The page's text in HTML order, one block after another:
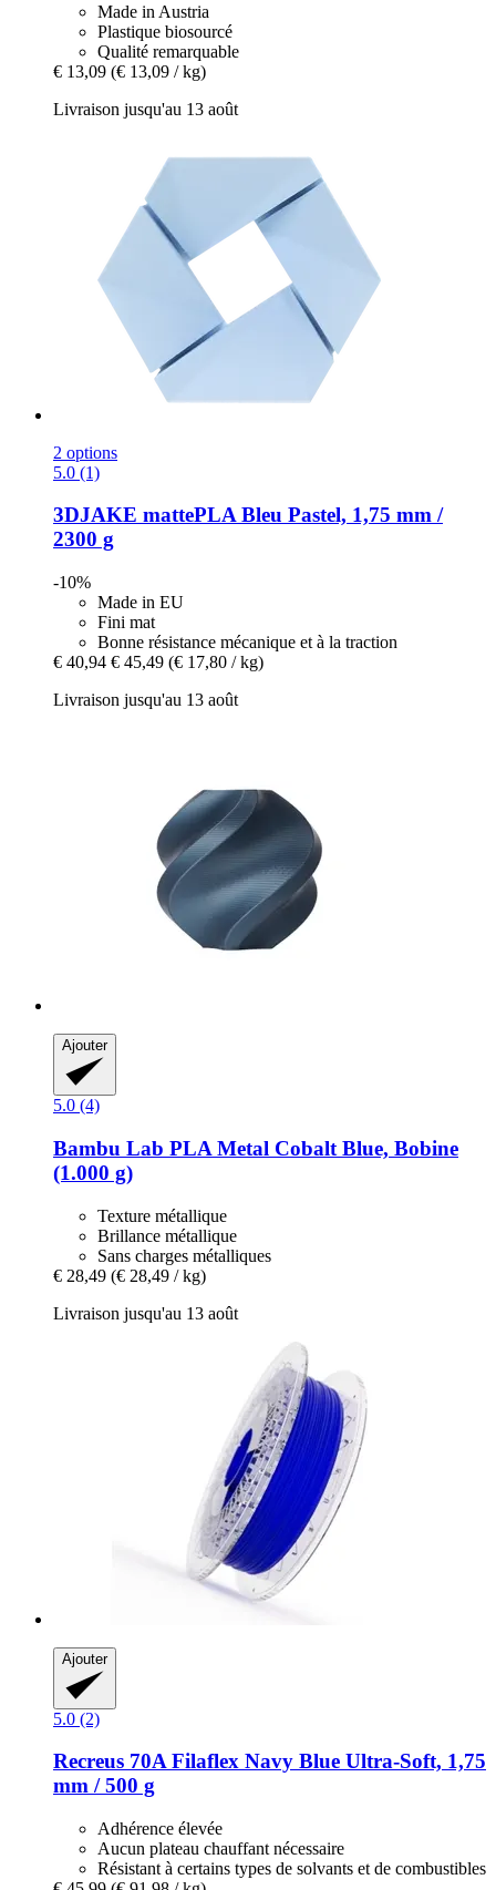
Made in Austria
Plastique biosourcé
Qualité remarquable
€ 13,09 (€ 13,09 / kg)
Livraison jusqu'au 13 août
2 options
5.0 (1)
3DJAKE mattePLA Bleu Pastel, 1,75 mm /
2300 g
-10%
Made in EU
Fini mat
Bonne résistance mécanique et à la traction
€ 40,94 € 45,49 (€ 17,80 / kg)
Livraison jusqu'au 13 août
Ajouter
5.0 (4)
Bambu Lab PLA Metal Cobalt Blue, Bobine
(1.000 g)
Texture métallique
Brillance métallique
Sans charges métalliques
€ 28,49 (€ 28,49 / kg)
Livraison jusqu'au 13 août
Ajouter
5.0 (2)
Recreus 70A Filaflex Navy Blue Ultra-​Soft, 1,75
mm / 500 g
Adhérence élevée
Aucun plateau chauffant nécessaire
Résistant à certains types de solvants et de combustibles